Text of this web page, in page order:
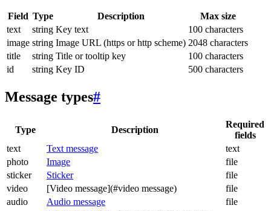
Field Type Description
Max size
text
string Key text
100 characters
image string Image URL (https or http scheme) 2048 characters
title
string Title or tooltip key
100 characters
id
string Key ID 500 characters
Message types#
Type Description
Required
fields
text
Text message
text
photo
Image
file
sticker
Sticker
file
video
[Video message](#video message)
file
audio
Audio message file